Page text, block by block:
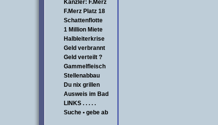
Kanzler: F.Merz
F.Merz Platz 18
Schattenflotte
1 Million Miete
Halbleiterkrise
Geld verbrannt
Geld verteilt ?
Gammelfleisch
Stellenabbau
Du nix grillen
Ausweis im Bad
LINKS . . . . .
Suche • gebe ab